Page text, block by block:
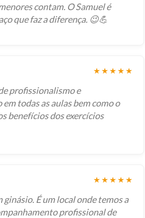
contam. O Samuel é
que faz a diferença. 😉💪
★★★★★
profissionalismo e
todas as aulas bem como o
benefícios dos exercícios
★★★★★
ginásio. É um local onde temos a
profissional de